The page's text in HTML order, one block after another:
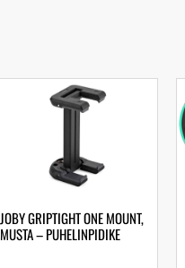
JOBY GRIPTIGHT ONE MOUNT,
MUSTA – PUHELINPIDIKE